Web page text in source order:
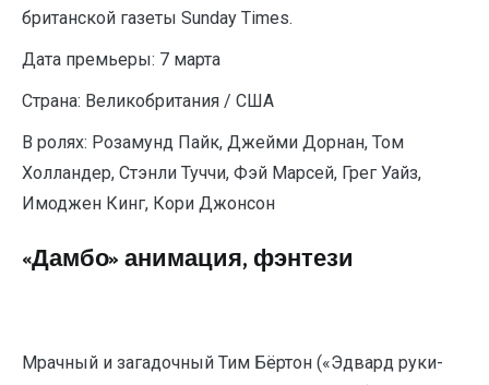
британской газеты Sunday Times.
Дата премьеры: 7 марта
Страна: Великобритания / США
В ролях: Розамунд Пайк, Джейми Дорнан, Том
Холландер, Стэнли Туччи, Фэй Марсей, Грег Уайз,
Имоджен Кинг, Кори Джонсон
«Дамбо» анимация, фэнтези
Мрачный и загадочный Тим Бёртон («Эдвард руки-